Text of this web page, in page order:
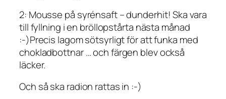
2: Mousse på syrénsaft – dunderhit! Ska vara
till fyllning i en bröllopstårta nästa månad
:-)Precis lagom sötsyrligt för att funka med
chokladbottnar … och färgen blev också
läcker.
Och så ska radion rattas in :-)